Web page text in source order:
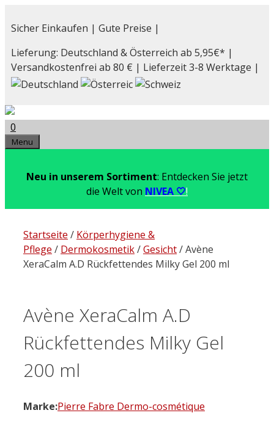
Inhalt
Sicher Einkaufen | Gute Preise |
Lieferung: Deutschland & Österreich ab 5,95€* |
Versandkostenfrei ab 80 € | Lieferzeit 3-8 Werktage |
0
Menu
Neu in unserem Sortiment: Entdecken Sie jetzt
die Welt von NIVEA 🤍!
Startseite / Körperhygiene &
Pflege / Dermokosmetik/Gesicht/ Avène
XeraCalm A.D Rückfettendes Milky Gel 200 ml
Avène XeraCalm A.D
Rückfettendes Milky Gel
200 ml
Marke:Pierre Fabre Dermo-cosmétique